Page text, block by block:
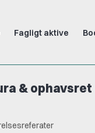
Fagligt aktive
& ophavsret